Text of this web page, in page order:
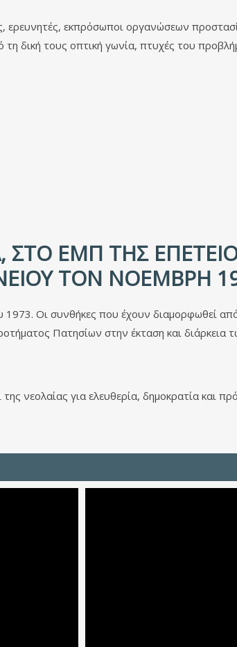
ερευνητές, εκπρόσωποι οργανώσεων
δική τους οπτική γωνία, πτυχές του
ΕΜΠ ΤΗΣ
ΤΟΝ ΝΟΈΜΒΡΗ
1973. Οι συνθήκες που έχουν διαμορφωθεί
Πατησίων στην έκταση και διάρκεια
νεολαίας για ελευθερία, δημοκρατία και